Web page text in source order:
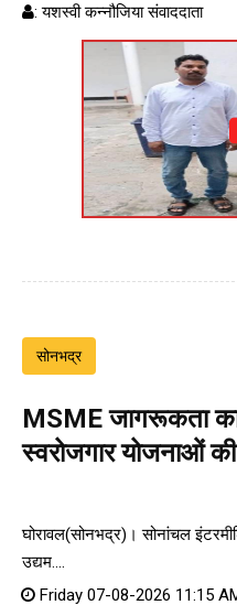
: यशस्वी कन्नौजिया संवाददाता
सोनभद्र
MSME जागरूकता
स्वरोजगार योजनाओं
घोरावल(सोनभद्र)। सोनांचल
उद्यम....
Friday 07-08-2026 11:15